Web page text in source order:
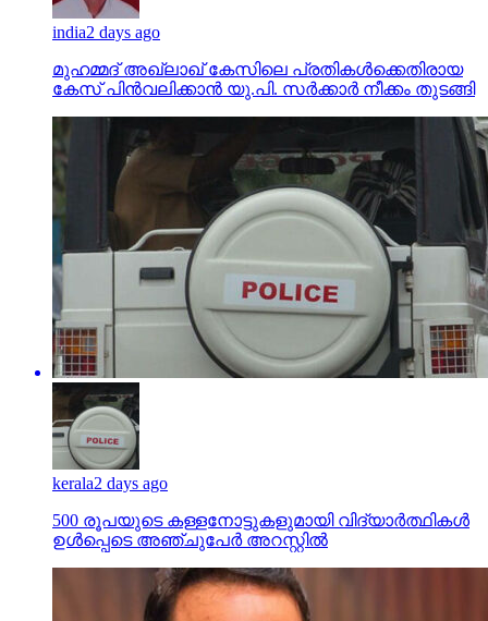
india2 days ago
മുഹമ്മദ് അഖ്‌ലാഖ് കേസിലെ പ്രതികള്‍ക്കെതിരായ
കേസ് പിന്‍വലിക്കാന്‍ യു.പി. സര്‍ക്കാര്‍ നീക്കം തുടങ്ങി
kerala2 days ago
500 രൂപയുടെ കള്ളനോട്ടുകളുമായി വിദ്യാര്‍ത്ഥികള്‍
ഉള്‍പ്പെടെ അഞ്ചുപേര്‍ അറസ്റ്റില്‍